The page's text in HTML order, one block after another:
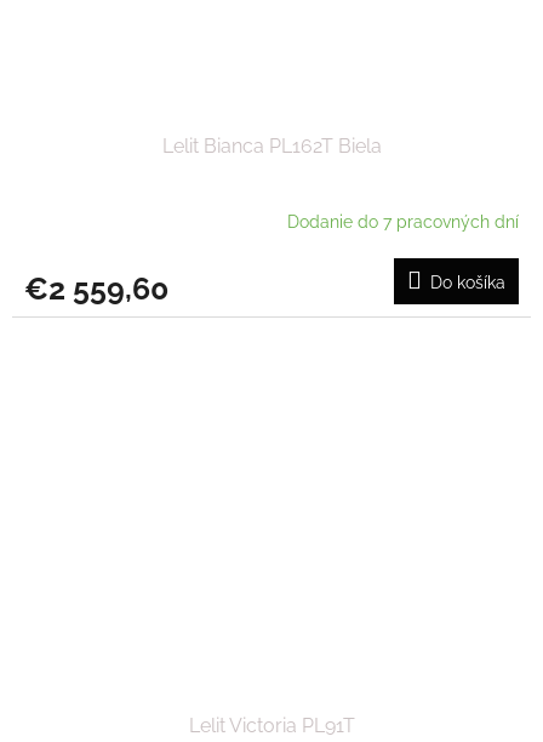
Lelit Bianca PL162T Biela
Dodanie do 7 pracovných dní
€2 559,60 Do košíka
Lelit Victoria PL91T